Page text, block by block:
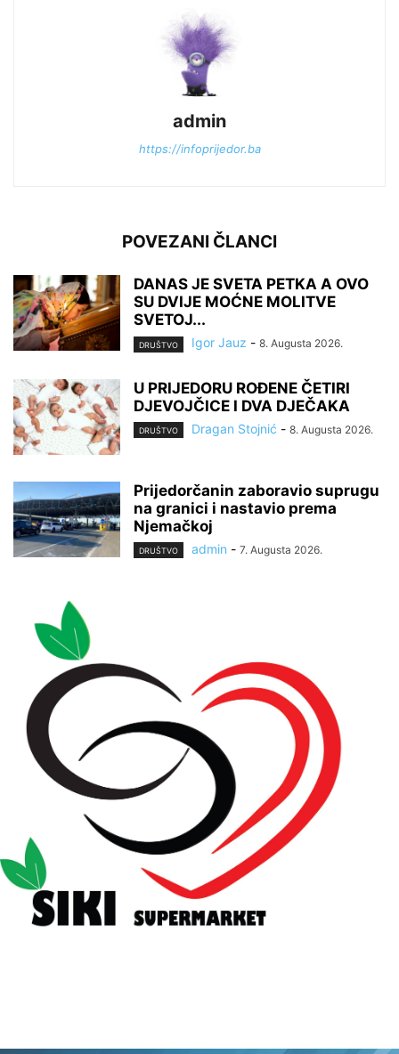
admin
https://infoprijedor.ba
POVEZANI ČLANCI
DANAS JE SVETA PETKA A OVO
SU DVIJE MOĆNE MOLITVE
SVETOJ...
DRUŠTVO Igor Jauz - 8. Augusta 2026.
U PRIJEDORU ROĐENE ČETIRI
DJEVOJČICE I DVA DJEČAKA
DRUŠTVO Dragan Stojnić - 8. Augusta 2026.
Prijedorčanin zaboravio suprugu
na granici i nastavio prema
Njemačkoj
DRUŠTVO admin - 7. Augusta 2026.